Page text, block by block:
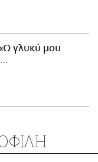
γλυκύ μου